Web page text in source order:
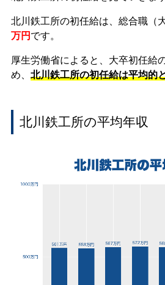
北川鉄工所の初任給は、総合職（
万円 です。
厚生労働省によると、大卒初任給
め、 北川鉄工所の初任給は平均的
北川鉄工所の平均年収